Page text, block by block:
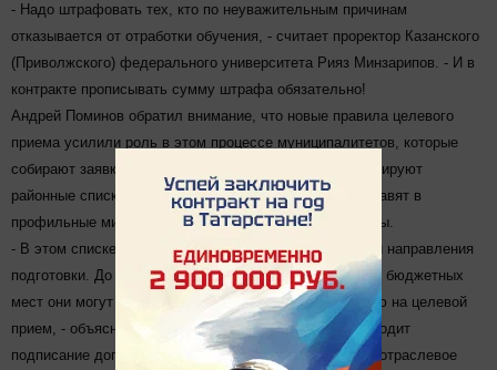
- Надо штрафовать тех, кто по неуважительным причинам
отказывается от отработки обучения, - считает проректор Казанского
(Приволжского) федерального университета Рияз Минзарипов. - И в
контракте прописывать сумму штрафа обязательно!
Андрей Поминов обратил внимание, что новые правила целевого
приема усилили роль в этом процессе муниципалитетов, которые
собирают заявки с работодателей и до 1 апреля формируют
районные списки целевиков. До 1 мая эти списки отправят в
профильные министерства, а оттуда до 10 мая - в вузы.
- В этом списке нет никаких фамилий: только цифры и направления
подготовки. До 20 мая вуз должен и ответить, сколько бюджетных
мест они могут предоставить по каждому направлению на целевой
прием, - объяснил Поминов. - Далее до 30 мая происходит
подписание договора о целевом приеме и до 20 июня отраслевое